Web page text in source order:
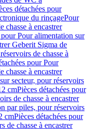
détachées pour
du rinçagePour
chasse à encastrer
pour Pour alimentation sur
Geberit Sigma de
de chasse à
pour Pour
chasse à encastrer
secteur, pour réservoirs
cmPièces détachées pour
de chasse à encastrer
par piles, pour réservoirs
cmPièces détachées pour
de chasse à encastrer